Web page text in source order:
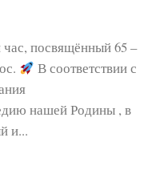
посвящённый 65 –
В соответствии с
нашей Родины , в
и...